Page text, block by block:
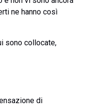
ne hanno così
sono collocate,
di